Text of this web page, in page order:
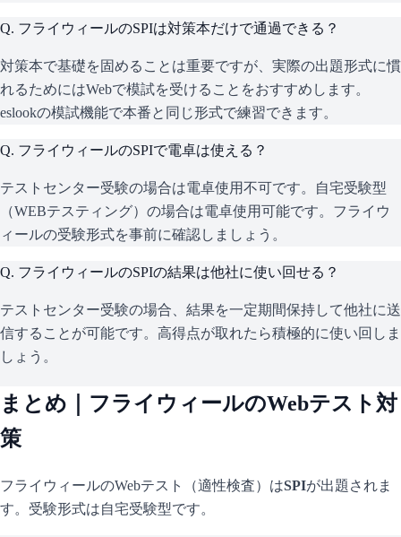
Q. フライウィールのSPIは対策本だけで通過できる？
対策本で基礎を固めることは重要ですが、実際の出題形式に慣
れるためにはWebで模試を受けることをおすすめします。
eslookの模試機能で本番と同じ形式で練習できます。
Q. フライウィールのSPIで電卓は使える？
テストセンター受験の場合は電卓使用不可です。自宅受験型
（WEBテスティング）の場合は電卓使用可能です。フライウ
ィールの受験形式を事前に確認しましょう。
Q. フライウィールのSPIの結果は他社に使い回せる？
テストセンター受験の場合、結果を一定期間保持して他社に送
信することが可能です。高得点が取れたら積極的に使い回しま
しょう。
まとめ｜ フライウィールのWebテスト対
策
フライウィールのWebテスト（適性検査）はSPIが出題されま
す。 受験形式は自宅受験型です。